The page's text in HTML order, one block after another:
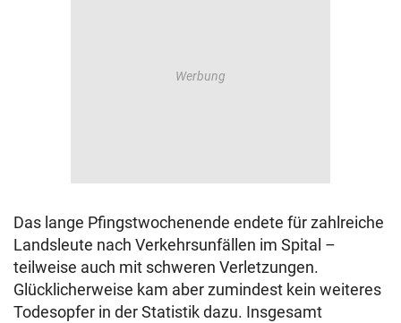
Das lange Pfingstwochenende endete für zahlreiche
Landsleute nach Verkehrsunfällen im Spital –
teilweise auch mit schweren Verletzungen.
Glücklicherweise kam aber zumindest kein weiteres
Todesopfer in der Statistik dazu. Insgesamt